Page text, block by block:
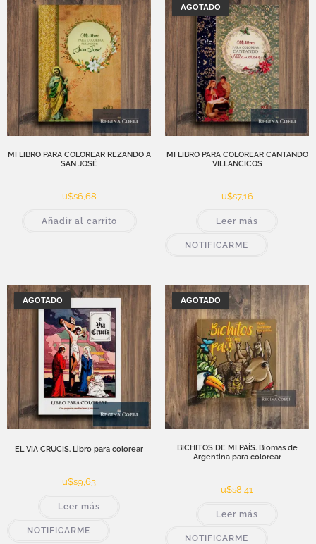
MI LIBRO PARA COLOREAR REZANDO A
SAN JOSÉ
u$s6,68
Añadir al carrito
AGOTADO
MI LIBRO PARA COLOREAR CANTANDO
VILLANCICOS
u$s7,16
Leer más
NOTIFICARME
AGOTADO
EL VIA CRUCIS. Libro para colorear
u$s9,63
Leer más
NOTIFICARME
AGOTADO
BICHITOS DE MI PAÍS. Biomas de
Argentina para colorear
u$s8,41
Leer más
NOTIFICARME